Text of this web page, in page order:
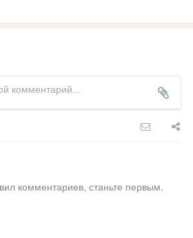
комментариев, станьте первым.